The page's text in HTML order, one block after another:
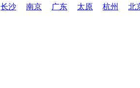
长沙 南京 广东 太原 杭州 北